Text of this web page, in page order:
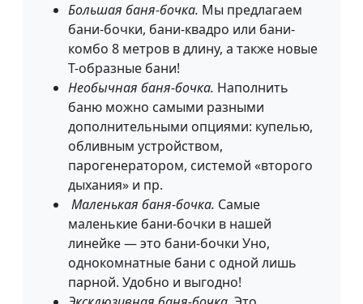
Большая баня-бочка. Мы предлагаем
бани-бочки, бани-квадро или бани-
комбо 8 метров в длину, а также новые
Т-образные бани!
Необычная баня-бочка. Наполнить
баню можно самыми разными
дополнительными опциями: купелью,
обливным устройством,
парогенератором, системой «второго
дыхания» и пр.
Маленькая баня-бочка. Самые
маленькие бани-бочки в нашей
линейке — это бани-бочки Уно,
однокомнатные бани с одной лишь
парной. Удобно и выгодно!